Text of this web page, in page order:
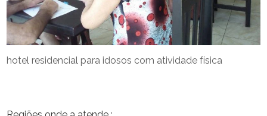
hotel residencial para idosos com atividade física